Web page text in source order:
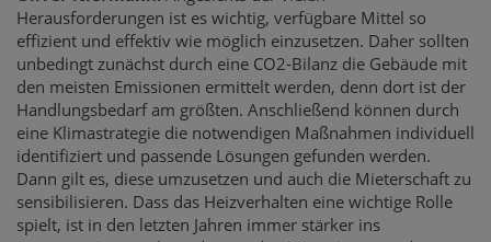
Herausforderungen ist es wichtig, verfügbare Mittel so
effizient und effektiv wie möglich einzusetzen. Daher sollten
unbedingt zunächst durch eine CO2-Bilanz die Gebäude mit
den meisten Emissionen ermittelt werden, denn dort ist der
Handlungsbedarf am größten. Anschließend können durch
eine Klimastrategie die notwendigen Maßnahmen individuell
identifiziert und passende Lösungen gefunden werden.
Dann gilt es, diese umzusetzen und auch die Mieterschaft zu
sensibilisieren. Dass das Heizverhalten eine wichtige Rolle
spielt, ist in den letzten Jahren immer stärker ins